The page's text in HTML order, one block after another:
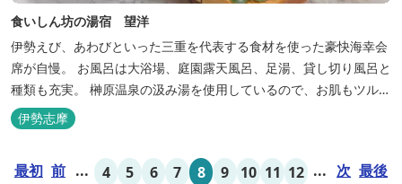
食いしん坊の湯宿 望洋
伊勢えび、あわびといった三重を代表する食材を使った豪快海幸会
席が自慢。 お風呂は大浴場、庭園露天風呂、足湯、貸し切り風呂と
種類も充実。 榊原温泉の汲み湯を使用しているので、お肌もツルツ
ルに。
伊勢志摩
最初 前 ... 4 5 6 7 8 9 10 11 12 ... 次 最後